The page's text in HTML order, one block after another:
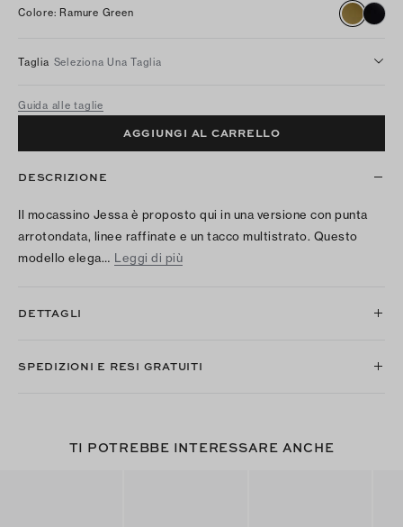
Colore: Ramure Green
Taglia Seleziona Una Taglia
Guida alle taglie
AGGIUNGI AL CARRELLO
DESCRIZIONE
Il mocassino Jessa è proposto qui in una versione con punta
arrotondata, linee raffinate e un tacco multistrato. Questo
modello elega… Leggi di più
DETTAGLI
SPEDIZIONI E RESI GRATUITI
TI POTREBBE INTERESSARE ANCHE